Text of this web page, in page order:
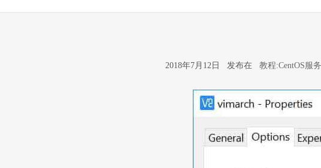
2018年7月12日 发布在 教程:CentOS服